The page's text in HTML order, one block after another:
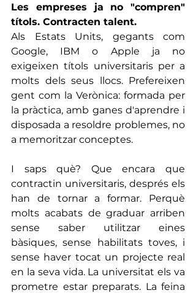
Les empreses ja no "compren"
títols. Contracten talent.
Als Estats Units, gegants com
Google, IBM o Apple ja no
exigeixen títols universitaris per a
molts dels seus llocs. Prefereixen
gent com la Verònica: formada per
la pràctica, amb ganes d'aprendre i
disposada a resoldre problemes, no
a memoritzar conceptes.
I saps què? Que encara que
contractin universitaris, després els
han de tornar a formar. Perquè
molts acabats de graduar arriben
sense saber utilitzar eines
bàsiques, sense habilitats toves, i
sense haver tocat un projecte real
en la seva vida. La universitat els va
prometre estar preparats. La feina